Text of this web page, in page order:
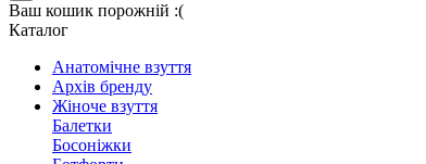
Ваш кошик порожній :(
Каталог
Анатомічне взуття
Архів бренду
Жіноче взуття
Балетки
Босоніжки